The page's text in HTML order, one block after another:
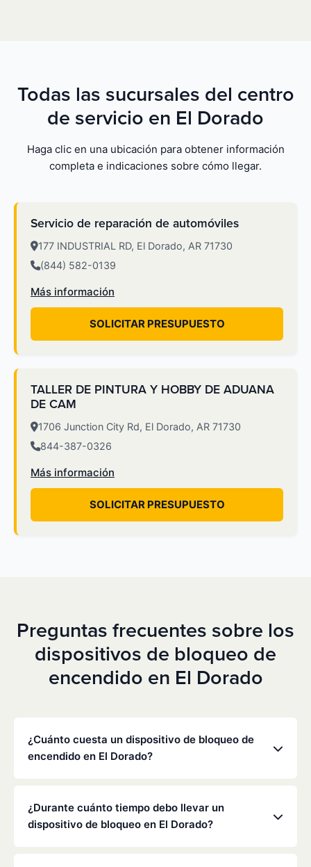
Todas las sucursales del centro
de servicio en El Dorado
Haga clic en una ubicación para obtener información
completa e indicaciones sobre cómo llegar.
Servicio de reparación de automóviles
177 INDUSTRIAL RD, El Dorado, AR 71730
(844) 582-0139
Más información
SOLICITAR PRESUPUESTO
TALLER DE PINTURA Y HOBBY DE ADUANA
DE CAM
1706 Junction City Rd, El Dorado, AR 71730
844-387-0326
Más información
SOLICITAR PRESUPUESTO
Preguntas frecuentes sobre los
dispositivos de bloqueo de
encendido en El Dorado
¿Cuánto cuesta un dispositivo de bloqueo de
encendido en El Dorado?
concreta, pero Low Cost Interlock ofrece tarifas
mensuales competitivas sin gastos ocultos. Ponte
¿Durante cuánto tiempo debo llevar un
dispositivo de bloqueo en El Dorado?